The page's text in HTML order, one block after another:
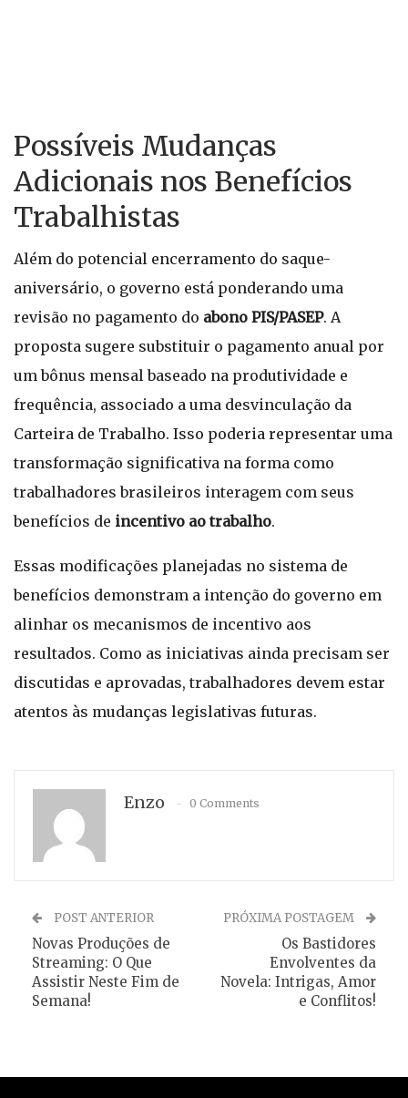
Possíveis Mudanças
Adicionais nos Benefícios
Trabalhistas
Além do potencial encerramento do saque-
aniversário, o governo está ponderando uma
revisão no pagamento do abono PIS/PASEP. A
proposta sugere substituir o pagamento anual por
um bônus mensal baseado na produtividade e
frequência, associado a uma desvinculação da
Carteira de Trabalho. Isso poderia representar uma
transformação significativa na forma como
trabalhadores brasileiros interagem com seus
benefícios de incentivo ao trabalho.
Essas modificações planejadas no sistema de
benefícios demonstram a intenção do governo em
alinhar os mecanismos de incentivo aos
resultados. Como as iniciativas ainda precisam ser
discutidas e aprovadas, trabalhadores devem estar
atentos às mudanças legislativas futuras.
Enzo 0 Comments
POST ANTERIOR
Novas Produções de
Streaming: O Que
Assistir Neste Fim de
Semana!
PRÓXIMA POSTAGEM
Os Bastidores
Envolventes da
Novela: Intrigas, Amor
e Conflitos!